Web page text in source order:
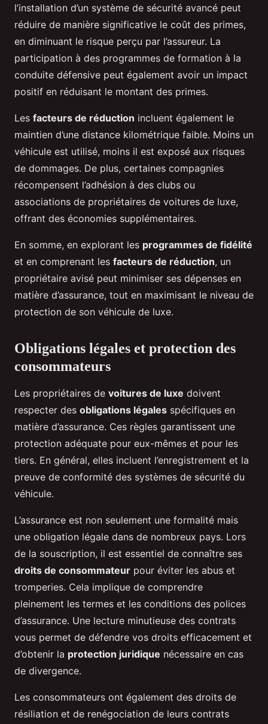
l’installation d’un système de sécurité avancé peut
réduire de manière significative le coût des primes,
en diminuant le risque perçu par l’assureur. La
participation à des programmes de formation à la
conduite défensive peut également avoir un impact
positif en réduisant le montant des primes.
Les facteurs de réduction incluent également le
maintien d’une distance kilométrique faible. Moins un
véhicule est utilisé, moins il est exposé aux risques
de dommages. De plus, certaines compagnies
récompensent l’adhésion à des clubs ou
associations de propriétaires de voitures de luxe,
offrant des économies supplémentaires.
En somme, en explorant les programmes de fidélité
et en comprenant les facteurs de réduction, un
propriétaire avisé peut minimiser ses dépenses en
matière d’assurance, tout en maximisant le niveau de
protection de son véhicule de luxe.
Obligations légales et protection des
consommateurs
Les propriétaires de voitures de luxe doivent
respecter des obligations légales spécifiques en
matière d’assurance. Ces règles garantissent une
protection adéquate pour eux-mêmes et pour les
tiers. En général, elles incluent l’enregistrement et la
preuve de conformité des systèmes de sécurité du
véhicule.
L’assurance est non seulement une formalité mais
une obligation légale dans de nombreux pays. Lors
de la souscription, il est essentiel de connaître ses
droits de consommateur pour éviter les abus et
tromperies. Cela implique de comprendre
pleinement les termes et les conditions des polices
d’assurance. Une lecture minutieuse des contrats
vous permet de défendre vos droits efficacement et
d’obtenir la protection juridique nécessaire en cas
de divergence.
Les consommateurs ont également des droits de
résiliation et de renégociation de leurs contrats